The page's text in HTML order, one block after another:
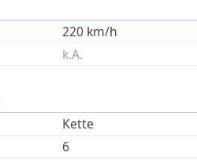
220 km/h
k.A.
Kette
6